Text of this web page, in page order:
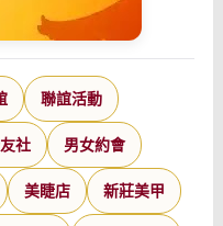
聯誼活動
社 男女約會
美睫店 新莊美甲